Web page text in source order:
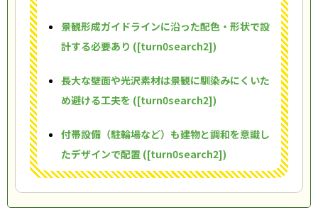
景観形成ガイドラインに沿った配色・形状で設
計する必要あり ([turn0search2])
長大な壁面や光沢素材は景観に馴染みにくいた
め避ける工夫を ([turn0search2])
付帯設備（駐輪場など）も建物と調和を意識し
たデザインで配置 ([turn0search2])